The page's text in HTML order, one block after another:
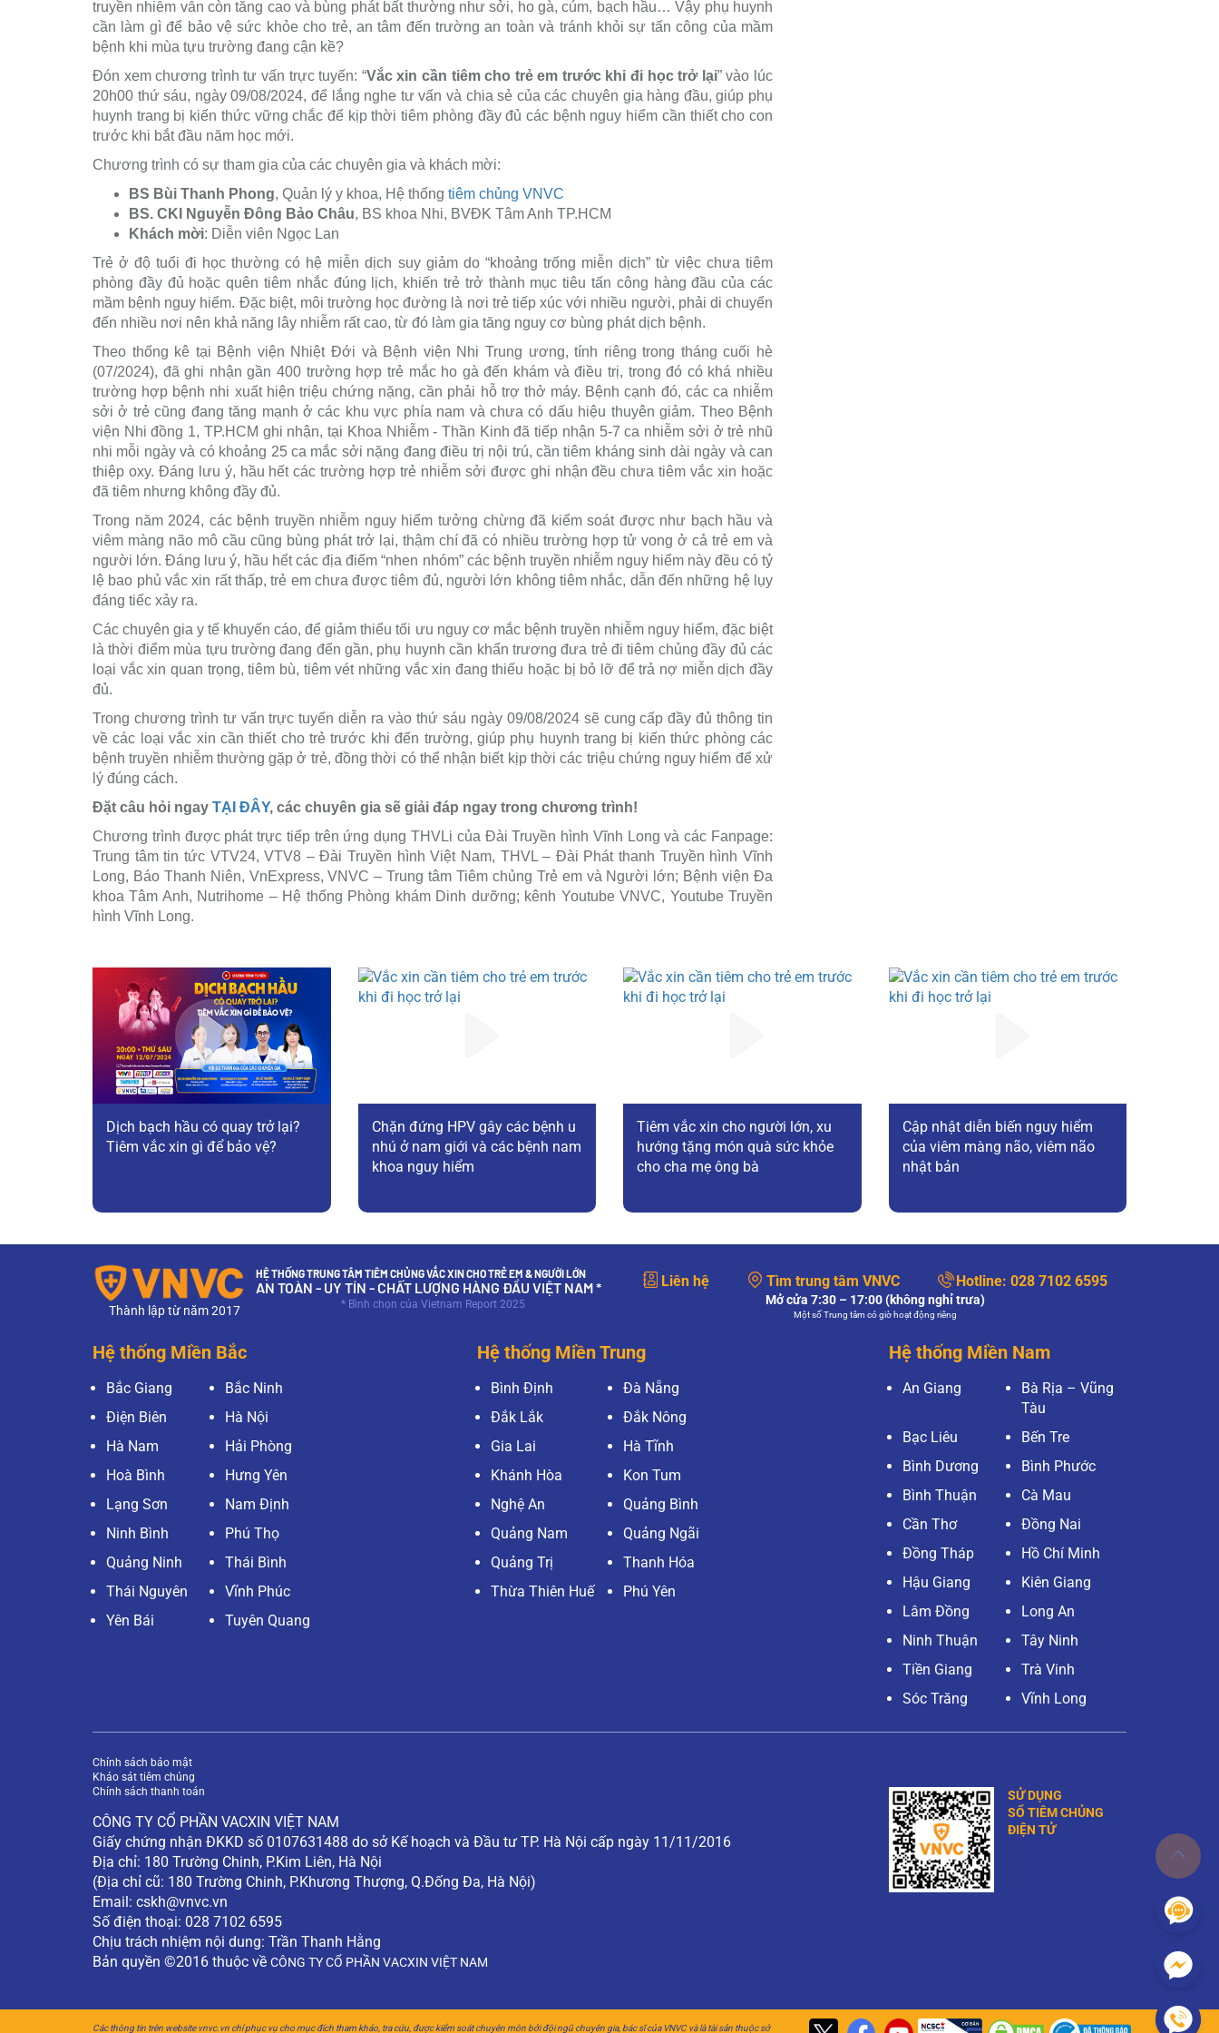
truyền nhiễm vẫn còn tăng cao và bùng phát bất thường như sởi, ho gà, cúm, bạch hầu… Vậy phụ huynh
cần làm gì để bảo vệ sức khỏe cho trẻ, an tâm đến trường an toàn và tránh khỏi sự tấn công của mầm
bệnh khi mùa tựu trường đang cận kề?
Đón xem chương trình tư vấn trực tuyến: “Vắc xin cần tiêm cho trẻ em trước khi đi học trở lại” vào lúc
20h00 thứ sáu, ngày 09/08/2024, để lắng nghe tư vấn và chia sẻ của các chuyên gia hàng đầu, giúp phụ
huynh trang bị kiến thức vững chắc để kịp thời tiêm phòng đầy đủ các bệnh nguy hiểm cần thiết cho con
trước khi bắt đầu năm học mới.
Chương trình có sự tham gia của các chuyên gia và khách mời:
BS Bùi Thanh Phong, Quản lý y khoa, Hệ thống tiêm chủng VNVC
BS. CKI Nguyễn Đông Bảo Châu, BS khoa Nhi, BVĐK Tâm Anh TP.HCM
Khách mời: Diễn viên Ngọc Lan
Trẻ ở độ tuổi đi học thường có hệ miễn dịch suy giảm do “khoảng trống miễn dịch” từ việc chưa tiêm
phòng đầy đủ hoặc quên tiêm nhắc đúng lịch, khiến trẻ trở thành mục tiêu tấn công hàng đầu của các
mầm bệnh nguy hiểm. Đặc biệt, môi trường học đường là nơi trẻ tiếp xúc với nhiều người, phải di chuyển
đến nhiều nơi nên khả năng lây nhiễm rất cao, từ đó làm gia tăng nguy cơ bùng phát dịch bệnh.
Theo thống kê tại Bệnh viện Nhiệt Đới và Bệnh viện Nhi Trung ương, tính riêng trong tháng cuối hè
(07/2024), đã ghi nhận gần 400 trường hợp trẻ mắc ho gà đến khám và điều trị, trong đó có khá nhiều
trường hợp bệnh nhi xuất hiện triệu chứng nặng, cần phải hỗ trợ thở máy. Bệnh cạnh đó, các ca nhiễm
sởi ở trẻ cũng đang tăng mạnh ở các khu vực phía nam và chưa có dấu hiệu thuyên giảm. Theo Bệnh
viện Nhi đồng 1, TP.HCM ghi nhận, tại Khoa Nhiễm - Thần Kinh đã tiếp nhận 5-7 ca nhiễm sởi ở trẻ nhũ
nhi mỗi ngày và có khoảng 25 ca mắc sởi nặng đang điều trị nội trú, cần tiêm kháng sinh dài ngày và can
thiệp oxy. Đáng lưu ý, hầu hết các trường hợp trẻ nhiễm sởi được ghi nhận đều chưa tiêm vắc xin hoặc
đã tiêm nhưng không đầy đủ.
Trong năm 2024, các bệnh truyền nhiễm nguy hiểm tưởng chừng đã kiểm soát được như bạch hầu và
viêm màng não mô cầu cũng bùng phát trở lại, thậm chí đã có nhiều trường hợp tử vong ở cả trẻ em và
người lớn. Đáng lưu ý, hầu hết các địa điểm “nhen nhóm” các bệnh truyền nhiễm nguy hiểm này đều có tỷ
lệ bao phủ vắc xin rất thấp, trẻ em chưa được tiêm đủ, người lớn không tiêm nhắc, dẫn đến những hệ lụy
đáng tiếc xảy ra.
Các chuyên gia y tế khuyến cáo, để giảm thiểu tối ưu nguy cơ mắc bệnh truyền nhiễm nguy hiểm, đặc biệt
là thời điểm mùa tựu trường đang đến gần, phụ huynh cần khẩn trương đưa trẻ đi tiêm chủng đầy đủ các
loại vắc xin quan trọng, tiêm bù, tiêm vét những vắc xin đang thiếu hoặc bị bỏ lỡ để trả nợ miễn dịch đầy
đủ.
Trong chương trình tư vấn trực tuyến diễn ra vào thứ sáu ngày 09/08/2024 sẽ cung cấp đầy đủ thông tin
về các loại vắc xin cần thiết cho trẻ trước khi đến trường, giúp phụ huynh trang bị kiến thức phòng các
bệnh truyền nhiễm thường gặp ở trẻ, đồng thời có thể nhận biết kịp thời các triệu chứng nguy hiểm để xử
lý đúng cách.
Đặt câu hỏi ngay TẠI ĐÂY, các chuyên gia sẽ giải đáp ngay trong chương trình!
Chương trình được phát trực tiếp trên ứng dụng THVLi của Đài Truyền hình Vĩnh Long và các Fanpage:
Trung tâm tin tức VTV24, VTV8 – Đài Truyền hình Việt Nam, THVL – Đài Phát thanh Truyền hình Vĩnh
Long, Báo Thanh Niên, VnExpress, VNVC – Trung tâm Tiêm chủng Trẻ em và Người lớn; Bệnh viện Đa
khoa Tâm Anh, Nutrihome – Hệ thống Phòng khám Dinh dưỡng; kênh Youtube VNVC, Youtube Truyền
hình Vĩnh Long.
Dịch bạch hầu có quay trở lại?
Tiêm vắc xin gì để bảo vệ?
Chặn đứng HPV gây các bệnh u
nhú ở nam giới và các bệnh nam
khoa nguy hiểm
Tiêm vắc xin cho người lớn, xu
hướng tặng món quà sức khỏe
cho cha mẹ ông bà
Cập nhật diễn biến nguy hiểm
của viêm màng não, viêm não
nhật bản
Thành lập từ năm 2017
HỆ THỐNG TRUNG TÂM TIÊM CHỦNG VẮC XIN CHO TRẺ EM & NGƯỜI LỚN
AN TOÀN - UY TÍN - CHẤT LƯỢNG HÀNG ĐẦU VIỆT NAM *
* Bình chọn của Vietnam Report 2025
Liên hệ Tìm trung tâm VNVC Hotline: 028 7102 6595
Mở cửa 7:30 – 17:00 (không nghỉ trưa)
Một số Trung tâm có giờ hoạt động riêng
Hệ thống Miền Bắc
Bắc Giang
Bắc Ninh
Điện Biên
Hà Nội
Hà Nam
Hải Phòng
Hoà Bình
Hưng Yên
Lạng Sơn
Nam Định
Ninh Bình
Phú Thọ
Quảng Ninh
Thái Bình
Thái Nguyên
Vĩnh Phúc
Yên Bái
Tuyên Quang
Hệ thống Miền Trung
Bình Định
Đà Nẵng
Đắk Lắk
Đắk Nông
Gia Lai
Hà Tĩnh
Khánh Hòa
Kon Tum
Nghệ An
Quảng Bình
Quảng Nam
Quảng Ngãi
Quảng Trị
Thanh Hóa
Thừa Thiên Huế
Phú Yên
Hệ thống Miền Nam
An Giang
Bà Rịa – Vũng
Tàu
Bạc Liêu
Bến Tre
Bình Dương
Bình Phước
Bình Thuận
Cà Mau
Cần Thơ
Đồng Nai
Đồng Tháp
Hồ Chí Minh
Hậu Giang
Kiên Giang
Lâm Đồng
Long An
Ninh Thuận
Tây Ninh
Tiền Giang
Trà Vinh
Sóc Trăng
Vĩnh Long
Chính sách bảo mật
Khảo sát tiêm chủng
Chính sách thanh toán
CÔNG TY CỔ PHẦN VACXIN VIỆT NAM
Giấy chứng nhận ĐKKD số 0107631488 do sở Kế hoạch và Đầu tư TP. Hà Nội cấp ngày 11/11/2016
Địa chỉ: 180 Trường Chinh, P.Kim Liên, Hà Nội
(Địa chỉ cũ: 180 Trường Chinh, P.Khương Thượng, Q.Đống Đa, Hà Nội)
Email: cskh@vnvc.vn
Số điện thoại: 028 7102 6595
Chịu trách nhiệm nội dung: Trần Thanh Hằng
Bản quyền ©2016 thuộc về CÔNG TY CỔ PHẦN VACXIN VIỆT NAM
SỬ DỤNG
SỔ TIÊM CHỦNG
ĐIỆN TỬ
Các thông tin trên website vnvc.vn chỉ phục vụ cho mục đích tham khảo, tra cứu, được kiểm soát chuyên môn bởi đội ngũ chuyên gia, bác sĩ của VNVC và là tài sản thuộc sở